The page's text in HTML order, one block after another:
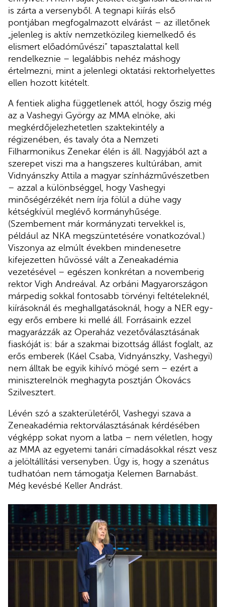
is zárta a versenyből. A tegnapi kiírás első
pontjában megfogalmazott elvárást – az illetőnek
„jelenleg is aktív nemzetközileg kiemelkedő és
elismert előadóművészi” tapasztalattal kell
rendelkeznie – legalábbis nehéz máshogy
értelmezni, mint a jelenlegi oktatási rektorhelyettes
ellen hozott kitételt.
A fentiek aligha függetlenek attól, hogy őszig még
az a Vashegyi György az MMA elnöke, aki
megkérdőjelezhetetlen szaktekintély a
régizenében, és tavaly óta a Nemzeti
Filharmonikus Zenekar élén is áll. Nagyjából azt a
szerepet viszi ma a hangszeres kultúrában, amit
Vidnyánszky Attila a magyar színházművészetben
– azzal a különbséggel, hogy Vashegyi
minőségérzékét nem írja fölül a dühe vagy
kétségkívül meglévő kormányhűsége.
(Szembement már kormányzati tervekkel is,
például az NKA megszüntetésére vonatkozóval.)
Viszonya az elmúlt években mindenesetre
kifejezetten hűvössé vált a Zeneakadémia
vezetésével – egészen konkrétan a novemberig
rektor Vigh Andreával. Az orbáni Magyarországon
márpedig sokkal fontosabb törvényi feltételeknél,
kiírásoknál és meghallgatásoknál, hogy a NER egy-
egy erős embere ki mellé áll. Forrásaink ezzel
magyarázzák az Operaház vezetőválasztásának
fiaskóját is: bár a szakmai bizottság állást foglalt, az
erős emberek (Káel Csaba, Vidnyánszky, Vashegyi)
nem álltak be egyik kihívó mögé sem – ezért a
miniszterelnök meghagyta posztján Ókovács
Szilvesztert.
Lévén szó a szakterületéről, Vashegyi szava a
Zeneakadémia rektorválasztásának kérdésében
végképp sokat nyom a latba – nem véletlen, hogy
az MMA az egyetemi tanári címadásokkal részt vesz
a jelöltállítási versenyben. Úgy is, hogy a szenátus
tudhatóan nem támogatja Kelemen Barnabást.
Még kevésbé Keller Andrást.